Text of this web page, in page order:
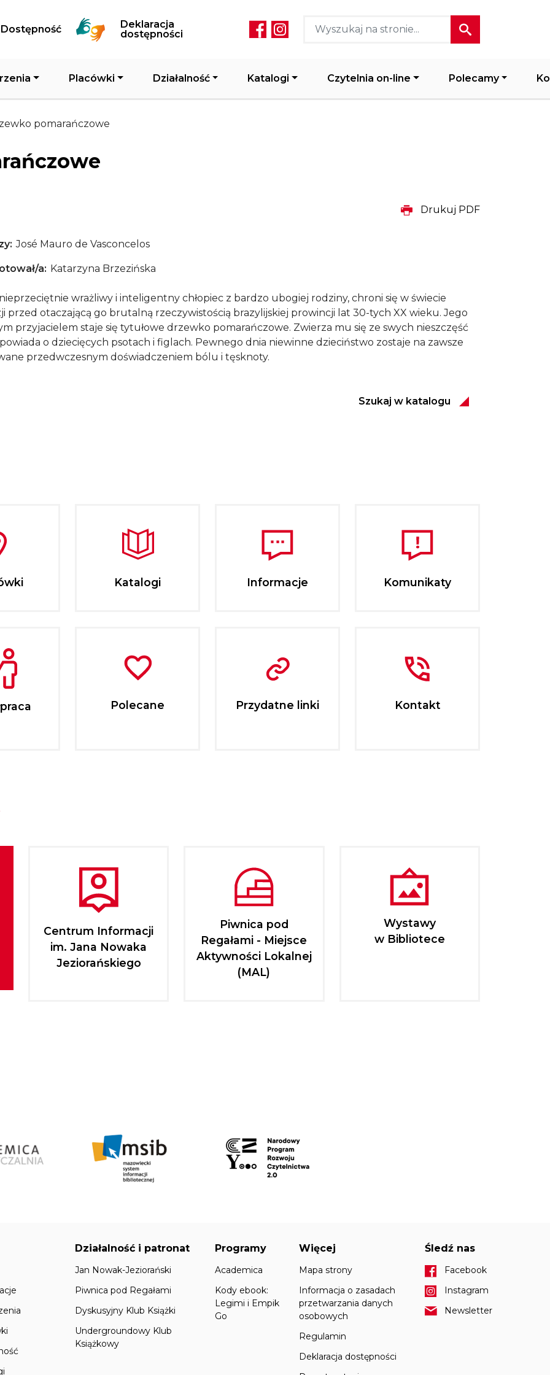
Dostępność
Deklaracja
dostępności
Social media header
Placówki Działalność Katalogi Czytelnia on-line Polecamy
pomarańczowe
Drukuj PDF
José Mauro de Vasconcelos
a Katarzyna Brzezińska
wrażliwy i inteligentny chłopiec z bardzo ubogiej rodziny, chroni się w świecie
przed otaczającą go brutalną rzeczywistością brazylijskiej prowincji lat 30-tych XX wieku. Jego
przyjacielem staje się tytułowe drzewko pomarańczowe. Zwierza mu się ze swych nieszczęść
o dziecięcych psotach i figlach. Pewnego dnia niewinne dzieciństwo zostaje na zawsze
przedwczesnym doświadczeniem bólu i tęsknoty.
Szukaj w katalogu
Katalogi Informacje Komunikaty
Polecane Przydatne linki Kontakt
Centrum Informacji
im. Jana Nowaka
Jeziorańskiego
Piwnica pod
Regałami - Miejsce
Aktywności Lokalnej
(MAL)
Wystawy
w Bibliotece
Działalność i patronat
Jan Nowak-Jeziorański
Piwnica pod Regałami
Dyskusyjny Klub Książki
Undergroundowy Klub
Książkowy
Programy
Academica
Kody ebook:
Legimi i Empik
Go
Więcej
Mapa strony
Informacja o zasadach
przetwarzania danych
osobowych
Regulamin
Deklaracja dostępności
Śledź nas
Facebook
Instagram
Newsletter